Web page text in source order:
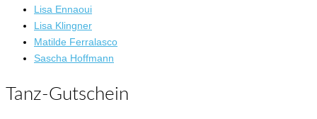
Lisa Ennaoui
Lisa Klingner
Matilde Ferralasco
Sascha Hoffmann
Tanz-Gutschein